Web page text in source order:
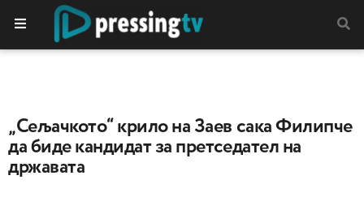
„Сељачкото“ крило на Заев сака Филипче
да биде кандидат за претседател на
државата